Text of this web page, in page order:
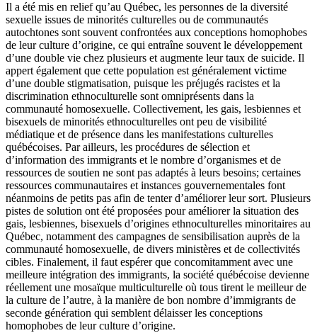
Il a été mis en relief qu’au Québec, les personnes de la diversité
sexuelle issues de minorités culturelles ou de communautés
autochtones sont souvent confrontées aux conceptions homophobes
de leur culture d’origine, ce qui entraîne souvent le développement
d’une double vie chez plusieurs et augmente leur taux de suicide. Il
appert également que cette population est généralement victime
d’une double stigmatisation, puisque les préjugés racistes et la
discrimination ethnoculturelle sont omniprésents dans la
communauté homosexuelle. Collectivement, les gais, lesbiennes et
bisexuels de minorités ethnoculturelles ont peu de visibilité
médiatique et de présence dans les manifestations culturelles
québécoises. Par ailleurs, les procédures de sélection et
d’information des immigrants et le nombre d’organismes et de
ressources de soutien ne sont pas adaptés à leurs besoins; certaines
ressources communautaires et instances gouvernementales font
néanmoins de petits pas afin de tenter d’améliorer leur sort. Plusieurs
pistes de solution ont été proposées pour améliorer la situation des
gais, lesbiennes, bisexuels d’origines ethnoculturelles minoritaires au
Québec, notamment des campagnes de sensibilisation auprès de la
communauté homosexuelle, de divers ministères et de collectivités
cibles. Finalement, il faut espérer que concomitamment avec une
meilleure intégration des immigrants, la société québécoise devienne
réellement une mosaïque multiculturelle où tous tirent le meilleur de
la culture de l’autre, à la manière de bon nombre d’immigrants de
seconde génération qui semblent délaisser les conceptions
homophobes de leur culture d’origine.